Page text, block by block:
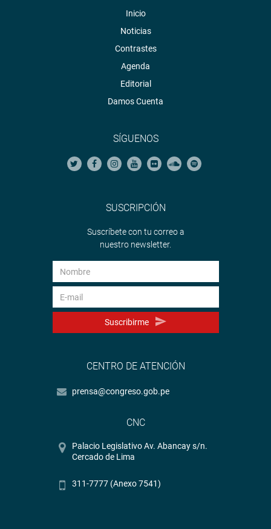
Inicio
Noticias
Contrastes
Agenda
Editorial
Damos Cuenta
SÍGUENOS
SUSCRIPCIÓN
Suscríbete con tu correo a
nuestro newsletter.
Suscribirme
CENTRO DE ATENCIÓN
prensa@congreso.gob.pe
CNC
Palacio Legislativo Av. Abancay s/n.
Cercado de Lima
311-7777 (Anexo 7541)